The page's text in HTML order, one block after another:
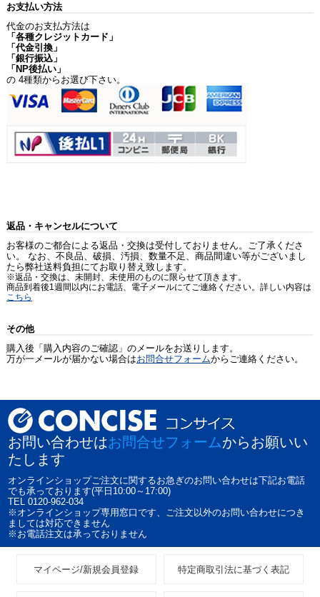
お支払い方法
代金のお支払方法は
「各種クレジットカード」
「代金引換」
「銀行振込」
「NP後払い」
の 4種類からお選び下さい。
返品・キャンセルについて
お客様のご都合による返品・交換は受付しておりません。ご了承くださ
い。 なお、不良品、破損、汚損、数量不足、商品間違い等がございまし
たら弊社送料負担にてお取り替え致します。
※返品・交換は、未開封、未使用のものに限らせて頂きます。
商品到着後1週間以内にお電話、電子メールにてご連絡ください。詳しい内容は
こちら
その他
購入後「購入内容のご確認」のメールをお送りします。
万が一メールが届かない場合はお問合せフォームからご連絡ください。
お問い合わせはお問合せフォームからお願いい
たします
オンラインショップご注文に関するお急ぎのお問い合わせは下記お電話
でも承っております(平日10:00～17:00)
TEL 0120-962-034
※オンラインショップ専用窓口です、ご注文以外のお問い合わせにつき
ましては対応できません
※お電話注文は承っておりません
マイページ/新規会員登録 特定商取引法に基づく表記